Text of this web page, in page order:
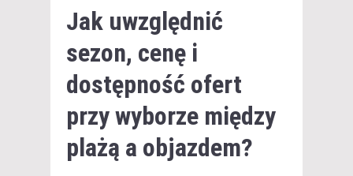
Jak uwzględnić
sezon, cenę i
dostępność ofert
przy wyborze między
plażą a objazdem?